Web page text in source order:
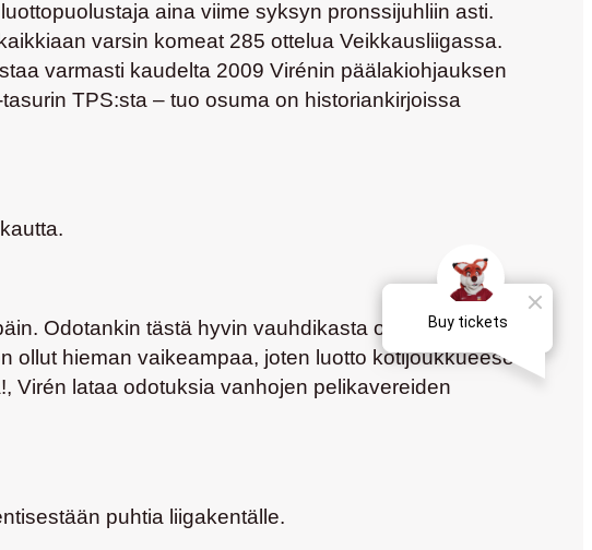
aina viime syksyn pronssijuhliin asti.
varsin komeat 285 ottelua Veikkausliigassa.
varmasti kaudelta 2009 Virénin päälakiohjauksen
TPS:sta – tuo osuma on historiankirjoissa
Odotankin tästä hyvin vauhdikasta ottelua, etenkin
hieman vaikeampaa, joten luotto kotijoukkueeseen
Virén lataa odotuksia vanhojen pelikavereiden
puhtia liigakentälle.